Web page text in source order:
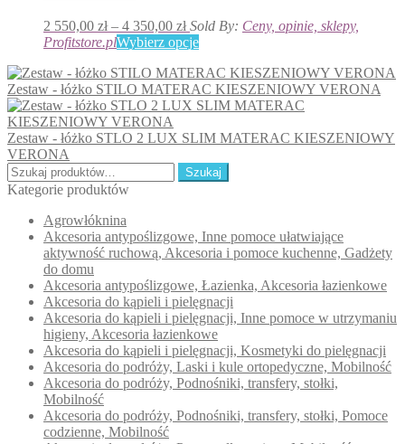
2 550,00 zł – 4 350,00 złZakres
cen:
2
550,00 zł
do
350,00 zł
Sold By: Ceny, opinie, sklepy,
Profitstore.plWybierz opcjeTen
ma
wiele
wariantów.
można
na
Zestaw - łóżko STILO MATERAC KIESZENIOWY VERONA
Zestaw - łóżko STLO 2 LUX SLIM MATERAC KIESZENIOWY
VERONA
Szukaj:
Szukaj
Kategorie produktów
Agrowłóknina
Akcesoria antypoślizgowe, Inne pomoce ułatwiające
aktywność ruchową, Akcesoria i pomoce kuchenne, Gadżety
do domu
Akcesoria antypoślizgowe, Łazienka, Akcesoria łazienkowe
Akcesoria do kąpieli i pielęgnacji
Akcesoria do kąpieli i pielęgnacji, Inne pomoce w utrzymaniu
higieny, Akcesoria łazienkowe
Akcesoria do kąpieli i pielęgnacji, Kosmetyki do pielęgnacji
Akcesoria do podróży, Laski i kule ortopedyczne, Mobilność
Akcesoria do podróży, Podnośniki, transfery, stołki,
Mobilność
Akcesoria do podróży, Podnośniki, transfery, stołki, Pomoce
codzienne, Mobilność